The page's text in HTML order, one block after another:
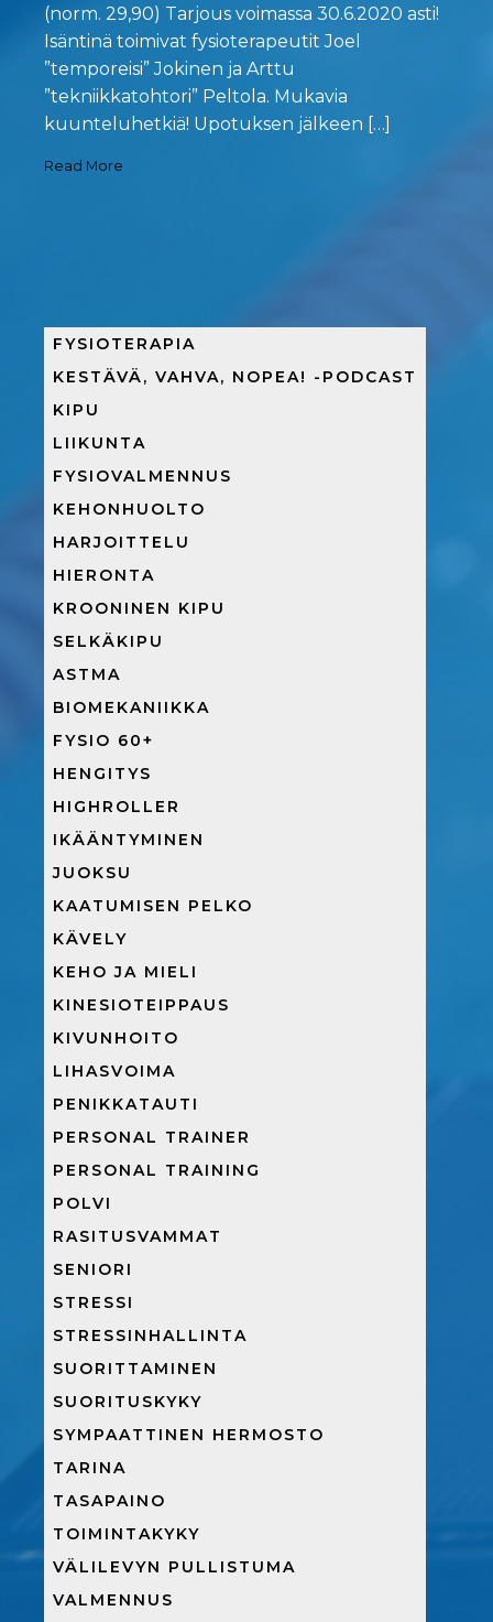
(norm. 29,90) Tarjous voimassa 30.6.2020 asti!
Isäntinä toimivat fysioterapeutit Joel
”temporeisi” Jokinen ja Arttu
”tekniikkatohtori” Peltola. Mukavia
kuunteluhetkiä! Upotuksen jälkeen […]
Read More
FYSIOTERAPIA
KESTÄVÄ, VAHVA, NOPEA! -PODCAST
KIPU
LIIKUNTA
FYSIOVALMENNUS
KEHONHUOLTO
HARJOITTELU
HIERONTA
KROONINEN KIPU
SELKÄKIPU
ASTMA
BIOMEKANIIKKA
FYSIO 60+
HENGITYS
HIGHROLLER
IKÄÄNTYMINEN
JUOKSU
KAATUMISEN PELKO
KÄVELY
KEHO JA MIELI
KINESIOTEIPPAUS
KIVUNHOITO
LIHASVOIMA
PENIKKATAUTI
PERSONAL TRAINER
PERSONAL TRAINING
POLVI
RASITUSVAMMAT
SENIORI
STRESSI
STRESSINHALLINTA
SUORITTAMINEN
SUORITUSKYKY
SYMPAATTINEN HERMOSTO
TARINA
TASAPAINO
TOIMINTAKYKY
VÄLILEVYN PULLISTUMA
VALMENNUS